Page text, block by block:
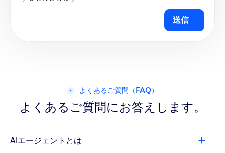
送信
よくあるご質問（FAQ）
よくあるご質問にお答えします。
AIエージェントとは